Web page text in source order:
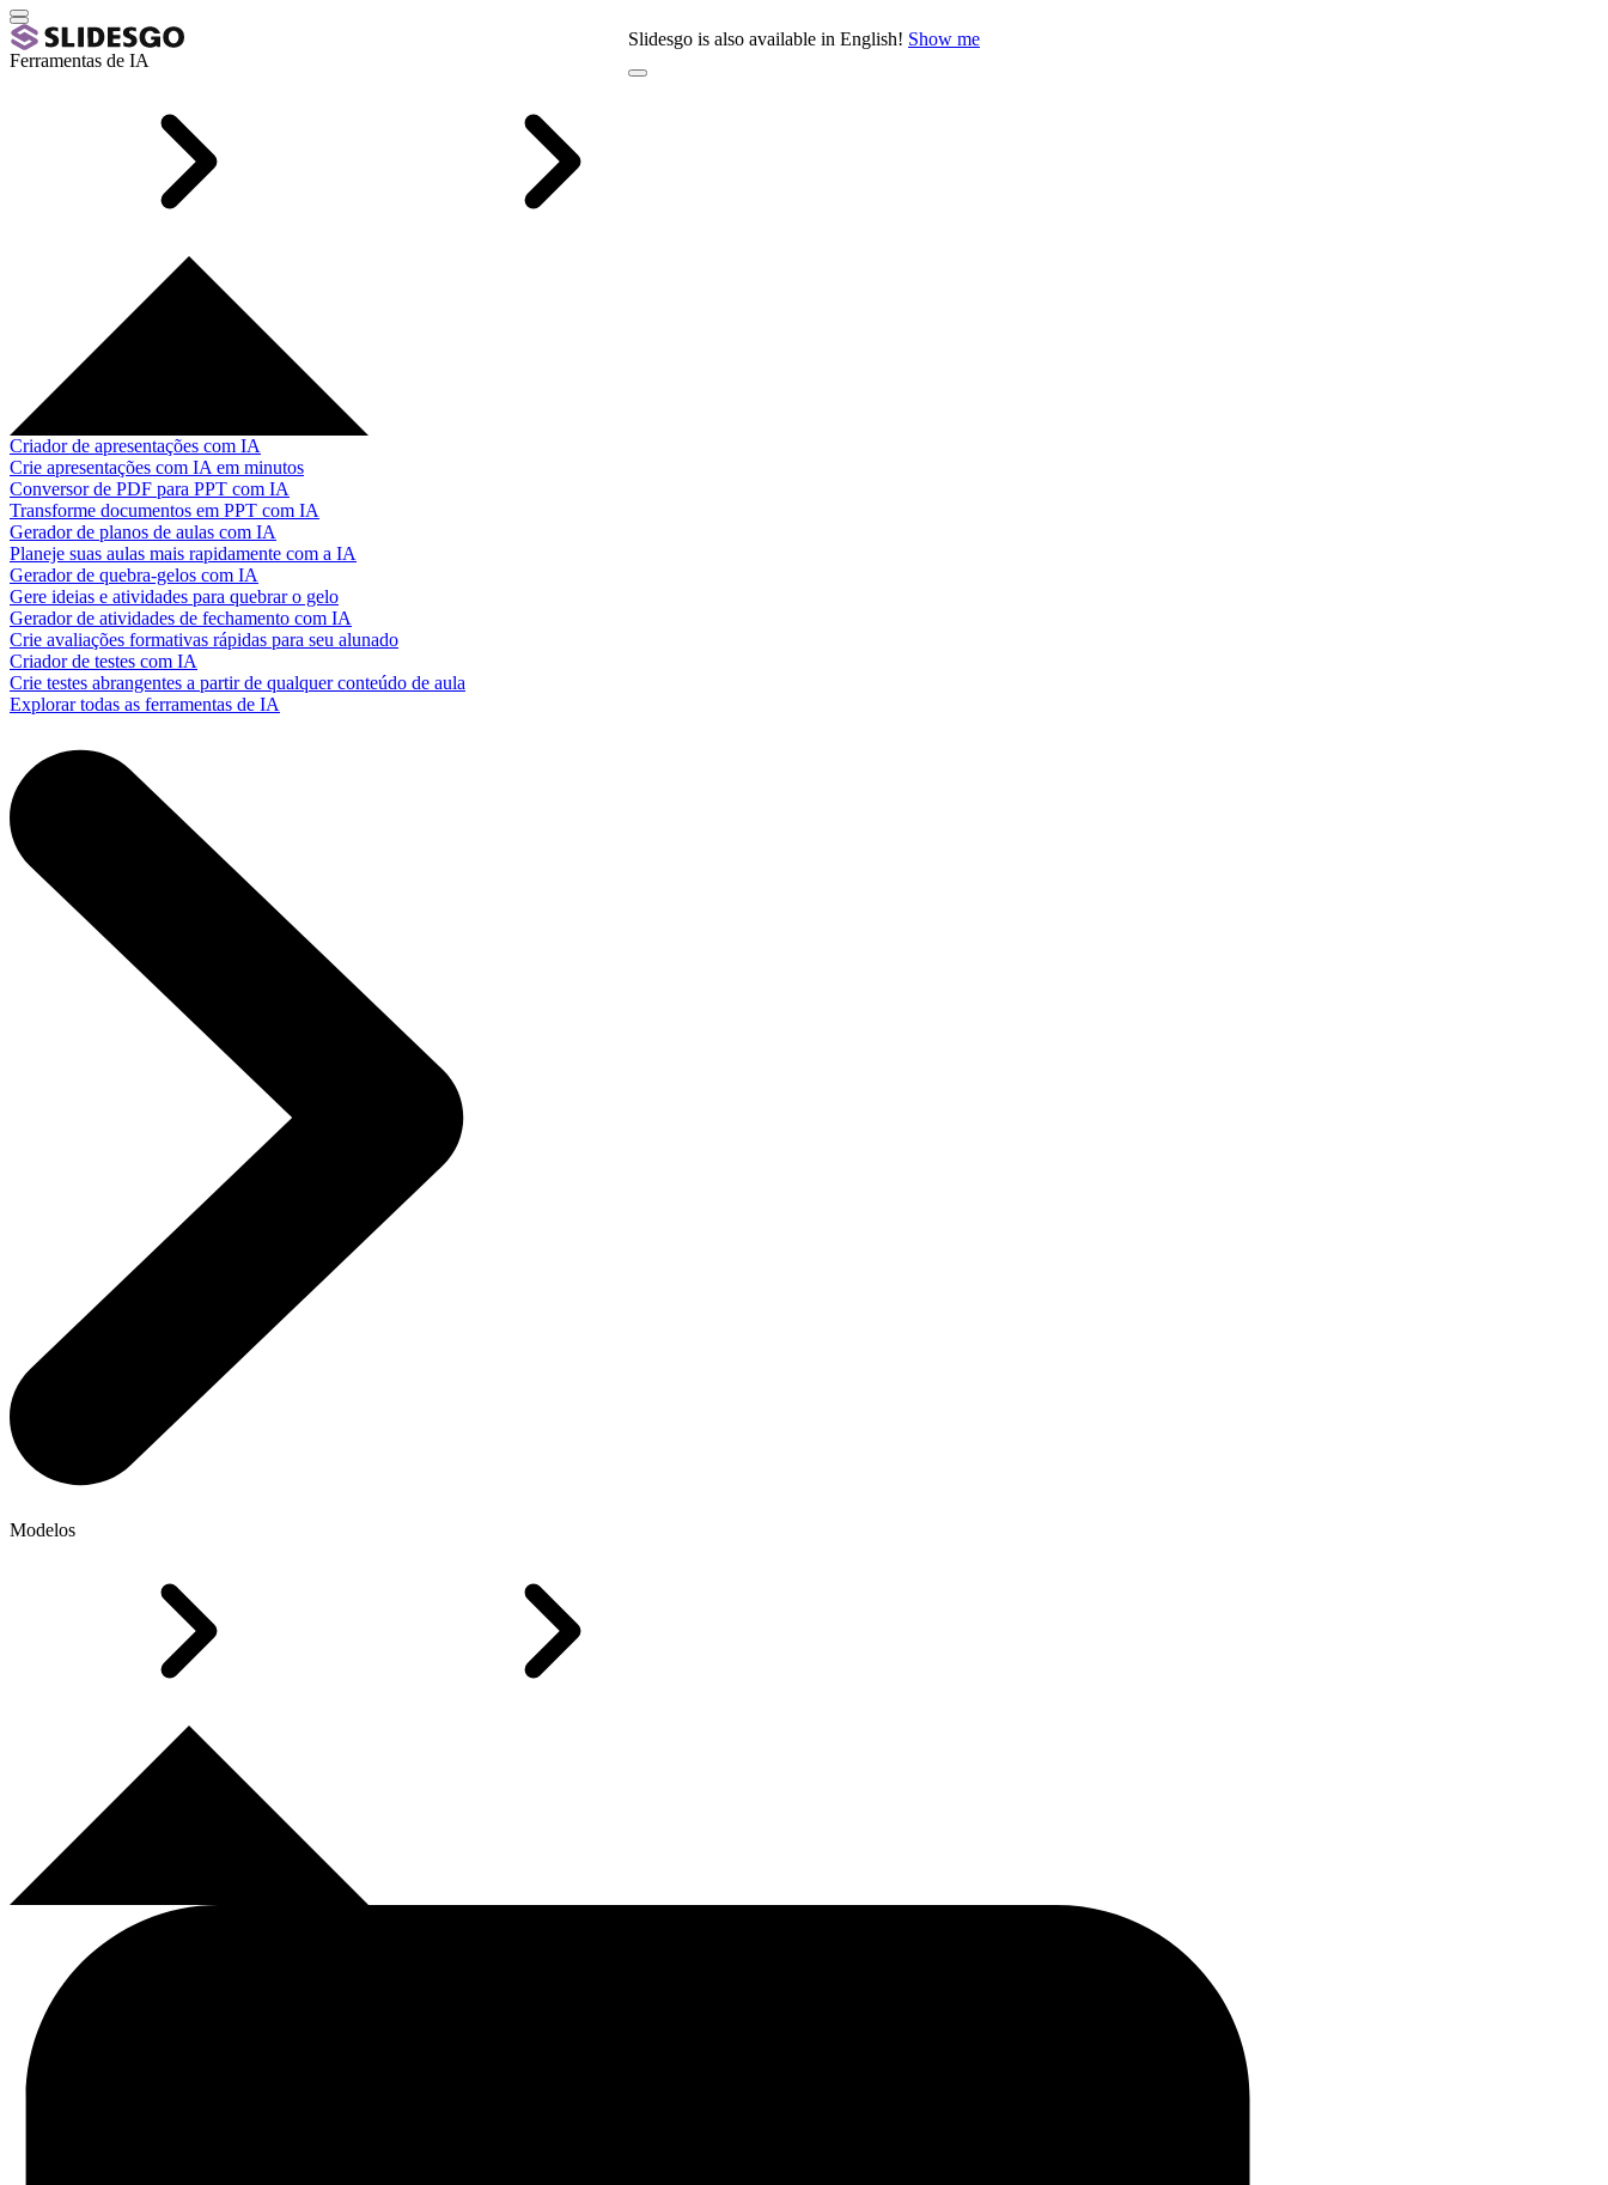
Slidesgo is also available in English! Show me
Ferramentas de IA
Criador de apresentações com IA
Crie apresentações com IA em minutos
Conversor de PDF para PPT com IA
Transforme documentos em PPT com IA
Gerador de planos de aulas com IA
Planeje suas aulas mais rapidamente com a IA
Gerador de quebra-gelos com IA
Gere ideias e atividades para quebrar o gelo
Gerador de atividades de fechamento com IA
Crie avaliações formativas rápidas para seu alunado
Criador de testes com IA
Crie testes abrangentes a partir de qualquer conteúdo de aula
Explorar todas as ferramentas de IA
Modelos